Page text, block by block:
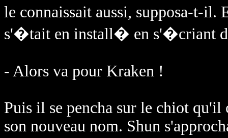
le connaissait aussi, supposa-t-
s'�tait en install� en s'�criant
- Alors va pour Kraken !
Puis il se pencha sur le chiot qu'il
son nouveau nom. Shun